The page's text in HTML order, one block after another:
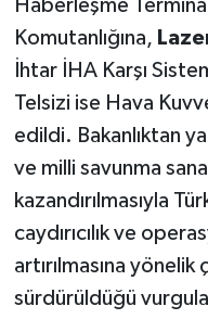
Haberleşme
Komutanlığına,
İhtar İHA Karşı
Telsizi ise Hava
edildi. Bakanlıktan
ve milli savunma
kazandırılmasıyla
caydırıcılık ve
artırılmasına yönelik
sürdürüldüğü